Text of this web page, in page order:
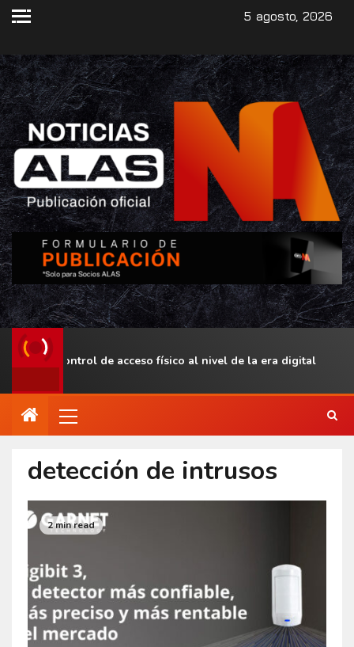
5 agosto, 2026
el control de acceso físico al nivel de la era digital
detección de intrusos
2 min read